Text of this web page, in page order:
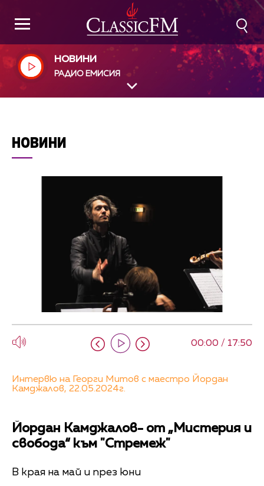
НОВИНИ
РАДИО ЕМИСИЯ
НОВИНИ
00:00 / 17:50
Интервю на Георги Митов с маестро Йордан
Камджалов, 22.05.2024г.
Йордан Камджалов- от „Мистерия и
свобода“ към "Стремеж"
В края на май и през юни